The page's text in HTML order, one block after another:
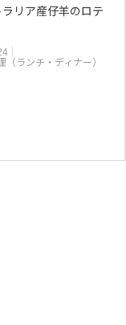
リア産仔羊のロテ
（ランチ・ディナー）